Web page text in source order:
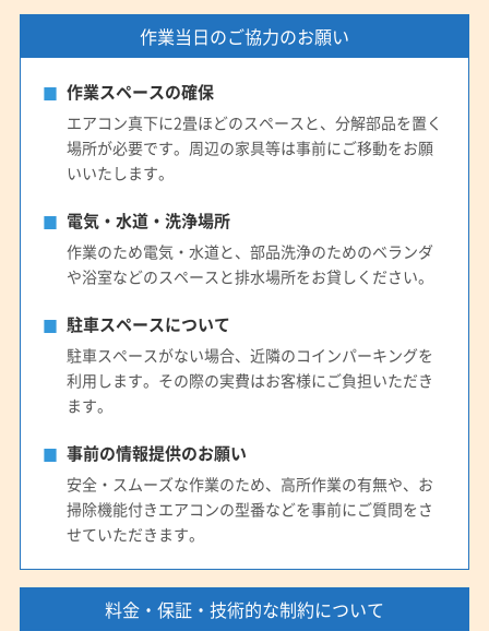
作業当日のご協力のお願い
作業スペースの確保
エアコン真下に2畳ほどのスペースと、分解部品を置く
場所が必要です。周辺の家具等は事前にご移動をお願
いいたします。
電気・水道・洗浄場所
作業のため電気・水道と、部品洗浄のためのベランダ
や浴室などのスペースと排水場所をお貸しください。
駐車スペースについて
駐車スペースがない場合、近隣のコインパーキングを
利用します。その際の実費はお客様にご負担いただき
ます。
事前の情報提供のお願い
安全・スムーズな作業のため、高所作業の有無や、お
掃除機能付きエアコンの型番などを事前にご質問をさ
せていただきます。
料金・保証・技術的な制約について